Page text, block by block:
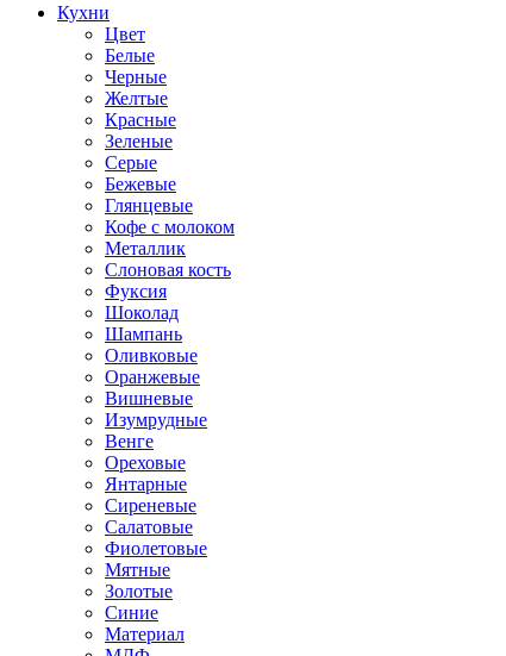
Кухни
Цвет
Белые
Черные
Желтые
Красные
Зеленые
Серые
Бежевые
Глянцевые
Кофе с молоком
Металлик
Слоновая кость
Фуксия
Шоколад
Шампань
Оливковые
Оранжевые
Вишневые
Изумрудные
Венге
Ореховые
Янтарные
Сиреневые
Салатовые
Фиолетовые
Мятные
Золотые
Синие
Материал